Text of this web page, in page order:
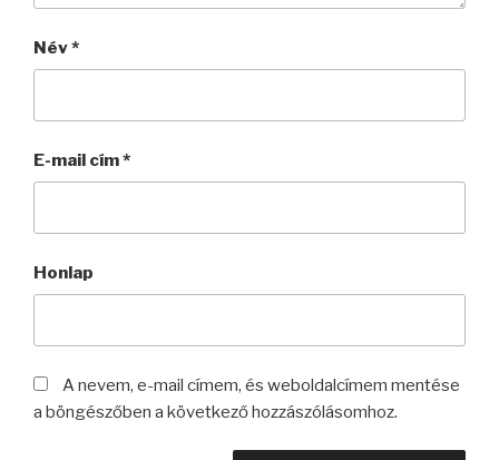
Név*
E-mail cím*
Honlap
A nevem, e-mail címem, és weboldalcímem mentése
a böngészőben a következő hozzászólásomhoz.